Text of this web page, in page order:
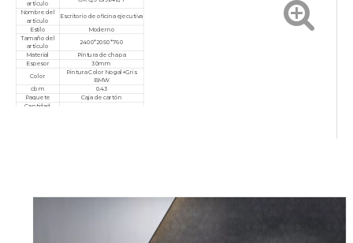
artículo
Nombre del
artículo
Escritorio de oficina ejecutiva
Estilo
Moderno
Tamaño del
artículo
2400*2050*760
Material
Pintura de chapa
Espesor 30mm
Color
Pintura Color Nogal+Gris
BMW
cbm 0.43
Paquete Caja de cartón
Cantidad